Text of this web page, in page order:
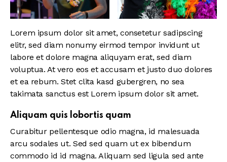
Lorem ipsum dolor sit amet, consetetur sadipscing
elitr, sed diam nonumy eirmod tempor invidunt ut
labore et dolore magna aliquyam erat, sed diam
voluptua. At vero eos et accusam et justo duo dolores
et ea rebum. Stet clita kasd gubergren, no sea
takimata sanctus est Lorem ipsum dolor sit amet.
Aliquam quis lobortis quam
Curabitur pellentesque odio magna, id malesuada
arcu sodales ut. Sed sed quam ut ex bibendum
commodo id id magna. Aliquam sed ligula sed ante